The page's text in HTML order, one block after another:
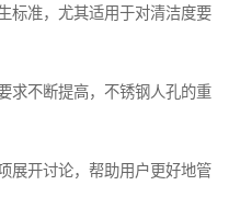
标准，尤其适用于对清洁度要
求不断提高，不锈钢人孔的重
展开讨论，帮助用户更好地管